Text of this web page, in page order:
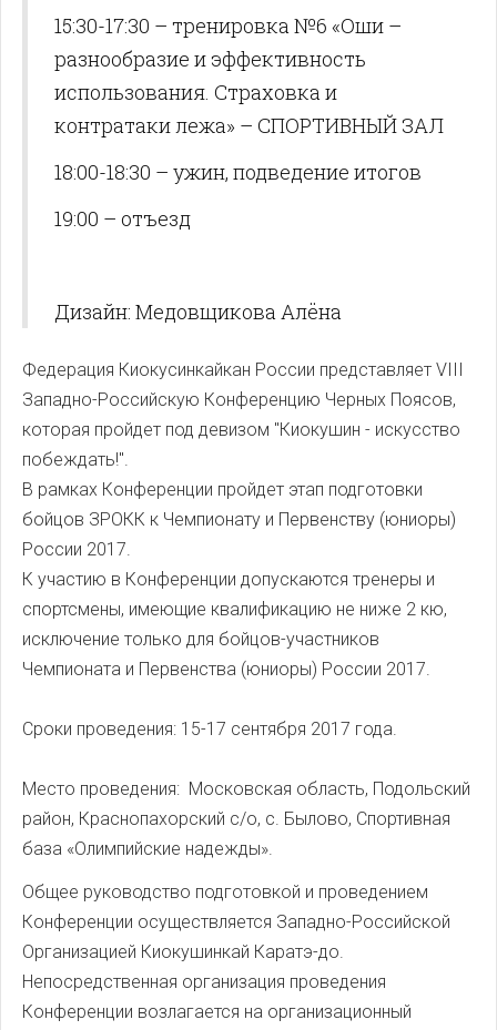
15:30-17:30 – тренировка №6 «Оши –
разнообразие и эффективность
использования. Страховка и
контратаки лежа» – СПОРТИВНЫЙ ЗАЛ
18:00-18:30 – ужин, подведение итогов
19:00 – отъезд
Дизайн: Медовщикова Алёна
Федерация Киокусинкайкан России представляет VIII
Западно-Российскую Конференцию Черных Поясов,
которая пройдет под девизом "Киокушин - искусство
побеждать!".
В рамках Конференции пройдет этап подготовки
бойцов ЗРОКК к Чемпионату и Первенству (юниоры)
России 2017.
К участию в Конференции допускаются тренеры и
спортсмены, имеющие квалификацию не ниже 2 кю,
исключение только для бойцов-участников
Чемпионата и Первенства (юниоры) России 2017.
Сроки проведения: 15-17 сентября 2017 года.
Место проведения: Московская область, Подольский
район, Краснопахорский с/о, с. Былово, Спортивная
база «Олимпийские надежды».
Общее руководство подготовкой и проведением
Конференции осуществляется Западно-Российской
Организацией Киокушинкай Каратэ-до.
Непосредственная организация проведения
Конференции возлагается на организационный